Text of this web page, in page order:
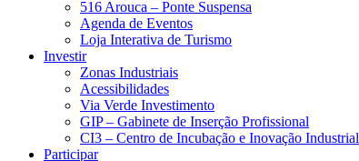
516 Arouca – Ponte Suspensa
Agenda de Eventos
Loja Interativa de Turismo
Investir
Zonas Industriais
Acessibilidades
Via Verde Investimento
GIP – Gabinete de Inserção Profissional
CI3 – Centro de Incubação e Inovação Industrial
Participar